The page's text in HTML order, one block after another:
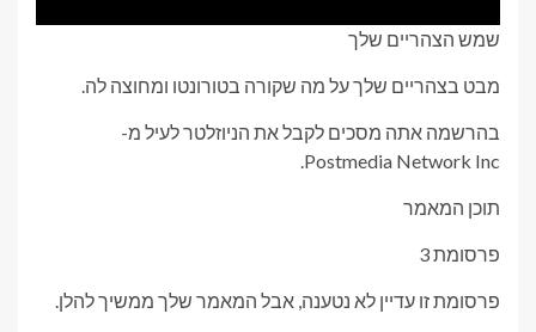
שמש הצהריים שלך
מבט בצהריים שלך על מה שקורה בטורונטו ומחוצה לה.
בהרשמה אתה מסכים לקבל את הניוזלטר לעיל מ-
Postmedia Network Inc.
תוכן המאמר
פרסומת 3
פרסומת זו עדיין לא נטענה, אבל המאמר שלך ממשיך להלן.